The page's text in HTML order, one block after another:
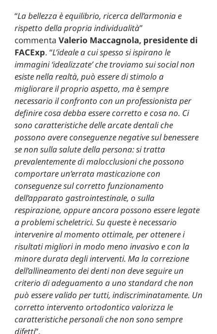
“La bellezza è equilibrio, ricerca dell’armonia e
rispetto della propria individualità”
commenta Valerio Maccagnola, presidente di
FACExp. “L’ideale a cui spesso si ispirano le
immagini ‘idealizzate’ che troviamo sui social non
esiste nella realtà, può essere di stimolo a
migliorare il proprio aspetto, ma è sempre
necessario il confronto con un professionista per
definire cosa debba essere corretto e cosa no. Ci
sono caratteristiche delle arcate dentali che
possono avere conseguenze negative sul benessere
se non sulla salute della persona: si tratta
prevalentemente di malocclusioni che possono
comportare un’errata masticazione con
conseguenze sul corretto funzionamento
dell’apparato gastrointestinale, o sulla
respirazione, oppure ancora possono essere legate
a problemi scheletrici. Su queste è necessario
intervenire al momento ottimale, per ottenere i
risultati migliori in modo meno invasivo e con la
minore durata degli interventi. Ma la correzione
dell’allineamento dei denti non deve seguire un
criterio di adeguamento a uno standard che non
può essere valido per tutti, indiscriminatamente. Un
corretto intervento ortodontico valorizza le
caratteristiche personali che non sono sempre
difetti”.